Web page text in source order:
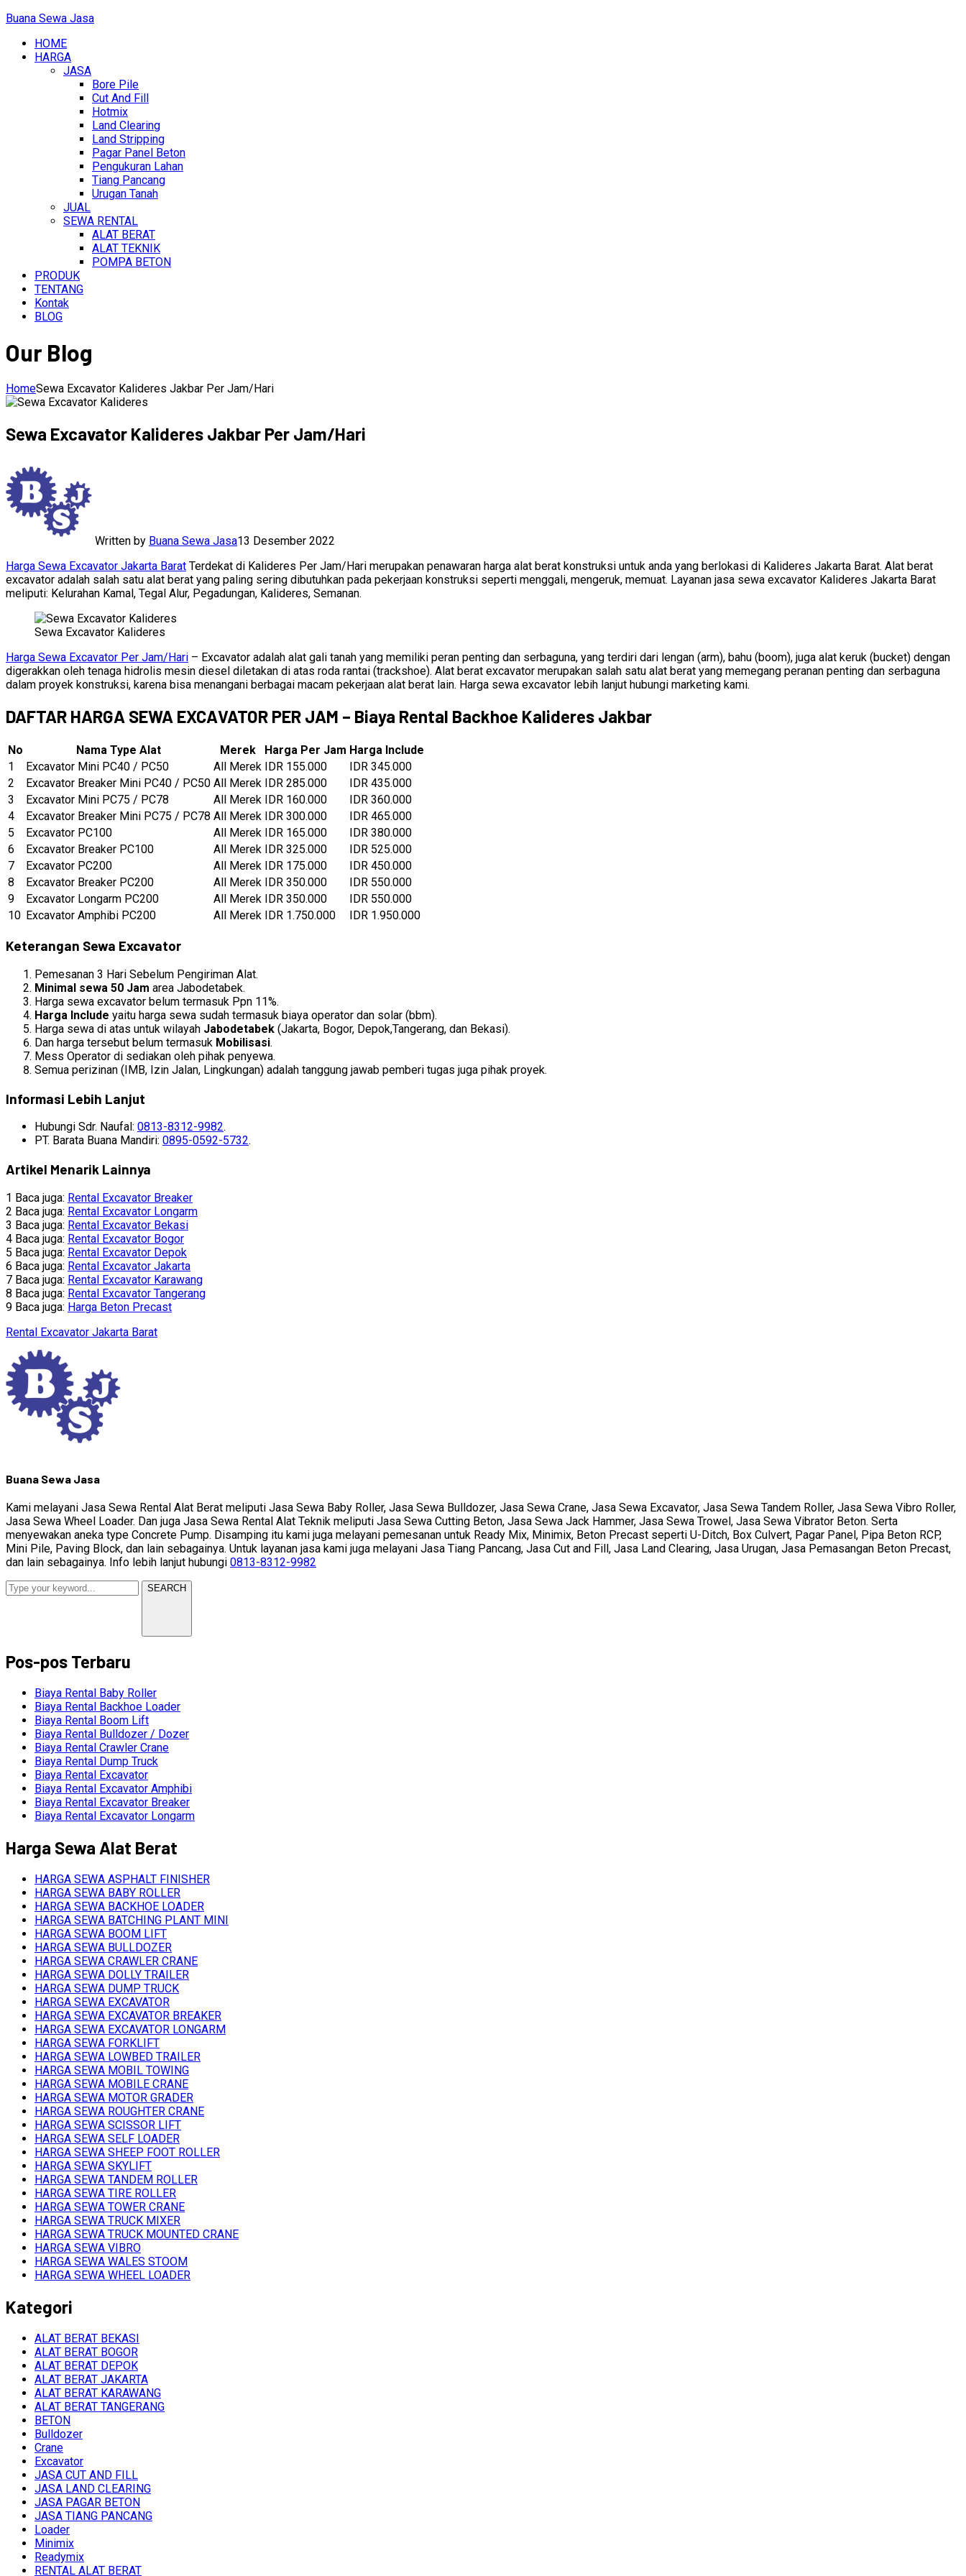
Buana Sewa Jasa
HOME
HARGA
JASA
Bore Pile
Cut And Fill
Hotmix
Land Clearing
Land Stripping
Pagar Panel Beton
Pengukuran Lahan
Tiang Pancang
Urugan Tanah
JUAL
SEWA RENTAL
ALAT BERAT
ALAT TEKNIK
POMPA BETON
PRODUK
TENTANG
Kontak
BLOG
Our Blog
HomeSewa Excavator Kalideres Jakbar Per Jam/Hari
Sewa Excavator Kalideres Jakbar Per Jam/Hari
Written by Buana Sewa Jasa13 Desember 2022
Harga Sewa Excavator Jakarta Barat Terdekat di Kalideres Per Jam/Hari merupakan penawaran harga alat berat konstruksi untuk anda yang berlokasi di Kalideres Jakarta Barat. Alat berat
excavator adalah salah satu alat berat yang paling sering dibutuhkan pada pekerjaan konstruksi seperti menggali, mengeruk, memuat. Layanan jasa sewa excavator Kalideres Jakarta Barat
meliputi: Kelurahan Kamal, Tegal Alur, Pegadungan, Kalideres, Semanan.
Sewa Excavator Kalideres
Harga Sewa Excavator Per Jam/Hari – Excavator adalah alat gali tanah yang memiliki peran penting dan serbaguna, yang terdiri dari lengan (arm), bahu (boom), juga alat keruk (bucket) dengan
digerakkan oleh tenaga hidrolis mesin diesel diletakan di atas roda rantai (trackshoe). Alat berat excavator merupakan salah satu alat berat yang memegang peranan penting dan serbaguna
dalam proyek konstruksi, karena bisa menangani berbagai macam pekerjaan alat berat lain. Harga sewa excavator lebih lanjut hubungi marketing kami.
DAFTAR HARGA SEWA EXCAVATOR PER JAM – Biaya Rental Backhoe Kalideres Jakbar
No Nama Type Alat Merek Harga Per Jam Harga Include
1
Excavator Mini PC40 / PC50 All Merek IDR 155.000
IDR 345.000
2
Excavator Breaker Mini PC40 / PC50 All Merek IDR 285.000
IDR 435.000
3
Excavator Mini PC75 / PC78 All Merek IDR 160.000
IDR 360.000
4
Excavator Breaker Mini PC75 / PC78 All Merek IDR 300.000
IDR 465.000
5
Excavator PC100 All Merek IDR 165.000
IDR 380.000
6
Excavator Breaker PC100 All Merek IDR 325.000
IDR 525.000
7
Excavator PC200 All Merek IDR 175.000
IDR 450.000
8
Excavator Breaker PC200 All Merek IDR 350.000
IDR 550.000
9
Excavator Longarm PC200 All Merek IDR 350.000
IDR 550.000
10 Excavator Amphibi PC200 All Merek IDR 1.750.000 IDR 1.950.000
Keterangan Sewa Excavator
Pemesanan 3 Hari Sebelum Pengiriman Alat.
Minimal sewa 50 Jam area Jabodetabek.
Harga sewa excavator belum termasuk Ppn 11%.
Harga Include yaitu harga sewa sudah termasuk biaya operator dan solar (bbm).
Harga sewa di atas untuk wilayah Jabodetabek (Jakarta, Bogor, Depok,Tangerang, dan Bekasi).
Dan harga tersebut belum termasuk Mobilisasi.
Mess Operator di sediakan oleh pihak penyewa.
Semua perizinan (IMB, Izin Jalan, Lingkungan) adalah tanggung jawab pemberi tugas juga pihak proyek.
Informasi Lebih Lanjut
Hubungi Sdr. Naufal: 0813-8312-9982.
PT. Barata Buana Mandiri: 0895-0592-5732.
Artikel Menarik Lainnya
1 Baca juga: Rental Excavator Breaker
2 Baca juga: Rental Excavator Longarm
3 Baca juga: Rental Excavator Bekasi
4 Baca juga: Rental Excavator Bogor
5 Baca juga: Rental Excavator Depok
6 Baca juga: Rental Excavator Jakarta
7 Baca juga: Rental Excavator Karawang
8 Baca juga: Rental Excavator Tangerang
9 Baca juga: Harga Beton Precast
Rental Excavator Jakarta Barat
Buana Sewa Jasa
Kami melayani Jasa Sewa Rental Alat Berat meliputi Jasa Sewa Baby Roller, Jasa Sewa Bulldozer, Jasa Sewa Crane, Jasa Sewa Excavator, Jasa Sewa Tandem Roller, Jasa Sewa Vibro Roller,
Jasa Sewa Wheel Loader. Dan juga Jasa Sewa Rental Alat Teknik meliputi Jasa Sewa Cutting Beton, Jasa Sewa Jack Hammer, Jasa Sewa Trowel, Jasa Sewa Vibrator Beton. Serta
menyewakan aneka type Concrete Pump. Disamping itu kami juga melayani pemesanan untuk Ready Mix, Minimix, Beton Precast seperti U-Ditch, Box Culvert, Pagar Panel, Pipa Beton RCP,
Mini Pile, Paving Block, dan lain sebagainya. Untuk layanan jasa kami juga melayani Jasa Tiang Pancang, Jasa Cut and Fill, Jasa Land Clearing, Jasa Urugan, Jasa Pemasangan Beton Precast,
dan lain sebagainya. Info lebih lanjut hubungi 0813-8312-9982
SEARCH
Pos-pos Terbaru
Biaya Rental Baby Roller
Biaya Rental Backhoe Loader
Biaya Rental Boom Lift
Biaya Rental Bulldozer / Dozer
Biaya Rental Crawler Crane
Biaya Rental Dump Truck
Biaya Rental Excavator
Biaya Rental Excavator Amphibi
Biaya Rental Excavator Breaker
Biaya Rental Excavator Longarm
Harga Sewa Alat Berat
HARGA SEWA ASPHALT FINISHER
HARGA SEWA BABY ROLLER
HARGA SEWA BACKHOE LOADER
HARGA SEWA BATCHING PLANT MINI
HARGA SEWA BOOM LIFT
HARGA SEWA BULLDOZER
HARGA SEWA CRAWLER CRANE
HARGA SEWA DOLLY TRAILER
HARGA SEWA DUMP TRUCK
HARGA SEWA EXCAVATOR
HARGA SEWA EXCAVATOR BREAKER
HARGA SEWA EXCAVATOR LONGARM
HARGA SEWA FORKLIFT
HARGA SEWA LOWBED TRAILER
HARGA SEWA MOBIL TOWING
HARGA SEWA MOBILE CRANE
HARGA SEWA MOTOR GRADER
HARGA SEWA ROUGHTER CRANE
HARGA SEWA SCISSOR LIFT
HARGA SEWA SELF LOADER
HARGA SEWA SHEEP FOOT ROLLER
HARGA SEWA SKYLIFT
HARGA SEWA TANDEM ROLLER
HARGA SEWA TIRE ROLLER
HARGA SEWA TOWER CRANE
HARGA SEWA TRUCK MIXER
HARGA SEWA TRUCK MOUNTED CRANE
HARGA SEWA VIBRO
HARGA SEWA WALES STOOM
HARGA SEWA WHEEL LOADER
Kategori
ALAT BERAT BEKASI
ALAT BERAT BOGOR
ALAT BERAT DEPOK
ALAT BERAT JAKARTA
ALAT BERAT KARAWANG
ALAT BERAT TANGERANG
BETON
Bulldozer
Crane
Excavator
JASA CUT AND FILL
JASA LAND CLEARING
JASA PAGAR BETON
JASA TIANG PANCANG
Loader
Minimix
Readymix
RENTAL ALAT BERAT